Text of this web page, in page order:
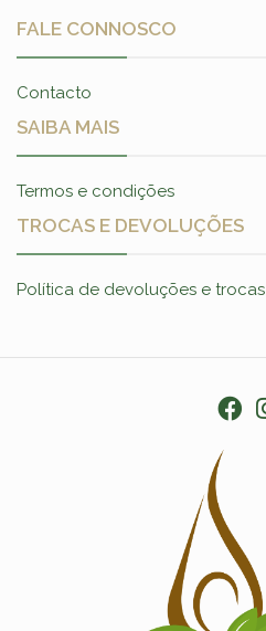
FALE CONNOSCO
Contacto
SAIBA MAIS
Termos e condições
TROCAS E DEVOLUÇÕES
Política de devoluções e trocas